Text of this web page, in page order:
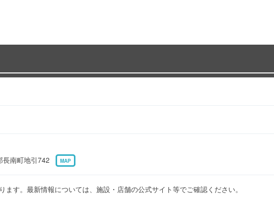
長南町地引742
MAP
す。最新情報については、施設・店舗の公式サイト等でご確認ください。